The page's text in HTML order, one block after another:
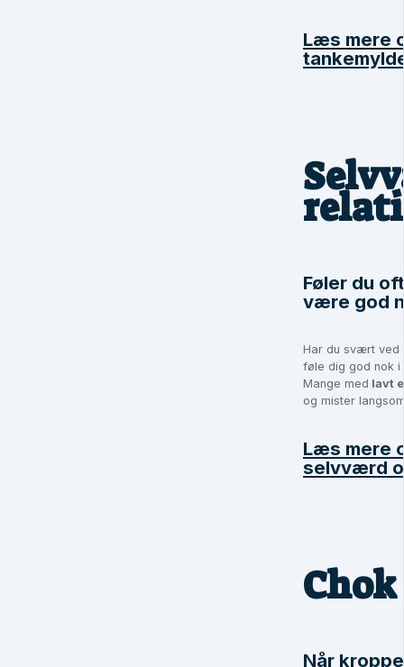
Læs mere
Føler du
være god
Har du svært
føle dig god nok i
Mange med lavt
og mister
Læs mere
selvværd
Når